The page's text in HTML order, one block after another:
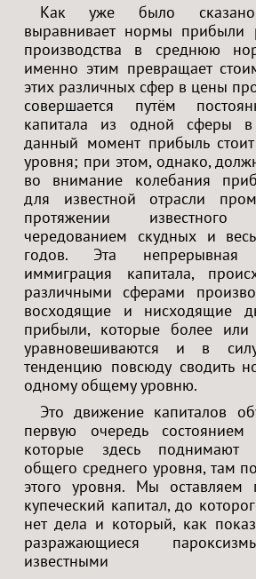
Как уже было сказано,
выравнивает нормы прибыли
производства в среднюю
именно этим превращает
этих различных сфер в цены
совершается путём
капитала из одной сферы
данный момент прибыль
уровня; при этом, однако,
во внимание колебания
для известной отрасли
протяжении
чередованием скудных и
годов. Эта
иммиграция капитала,
различными сферами
восходящие и нисходящие
прибыли, которые более
уравновешиваются и в
тенденцию повсюду сводить
одному общему уровню.
Это движение капиталов
первую очередь
которые здесь
общего среднего уровня, там
этого уровня. Мы оставляем
купеческий капитал, до
нет дела и который, как
разражающиеся
известными